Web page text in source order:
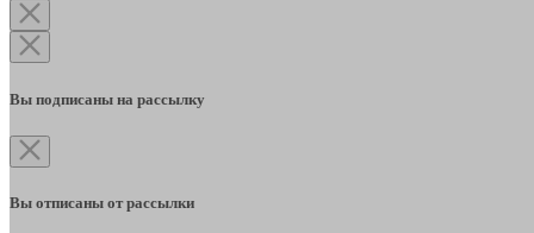
Вы подписаны на рассылку
Вы отписаны от рассылки